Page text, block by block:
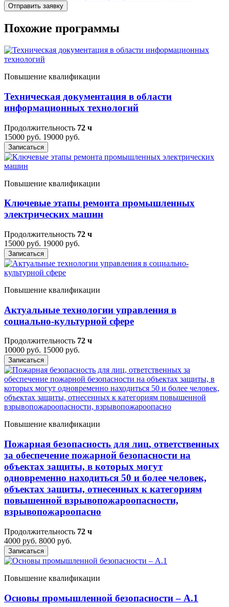
Отправить заявку
Похожие программы
Повышение квалификации
Техническая документация в области
информационных технологий
Продолжительность 72 ч
15000 руб. 19000 руб.
Записаться
Повышение квалификации
Ключевые этапы ремонта промышленных
электрических машин
Продолжительность 72 ч
15000 руб. 19000 руб.
Записаться
Повышение квалификации
Актуальные технологии управления в
социально-культурной сфере
Продолжительность 72 ч
10000 руб. 15000 руб.
Записаться
Повышение квалификации
Пожарная безопасность для лиц, ответственных
за обеспечение пожарной безопасности на
объектах защиты, в которых могут
одновременно находиться 50 и более человек,
объектах защиты, отнесенных к категориям
повышенной взрывопожароопасности,
взрывопожароопасно
Продолжительность 72 ч
4000 руб. 8000 руб.
Записаться
Повышение квалификации
Основы промышленной безопасности – A.1